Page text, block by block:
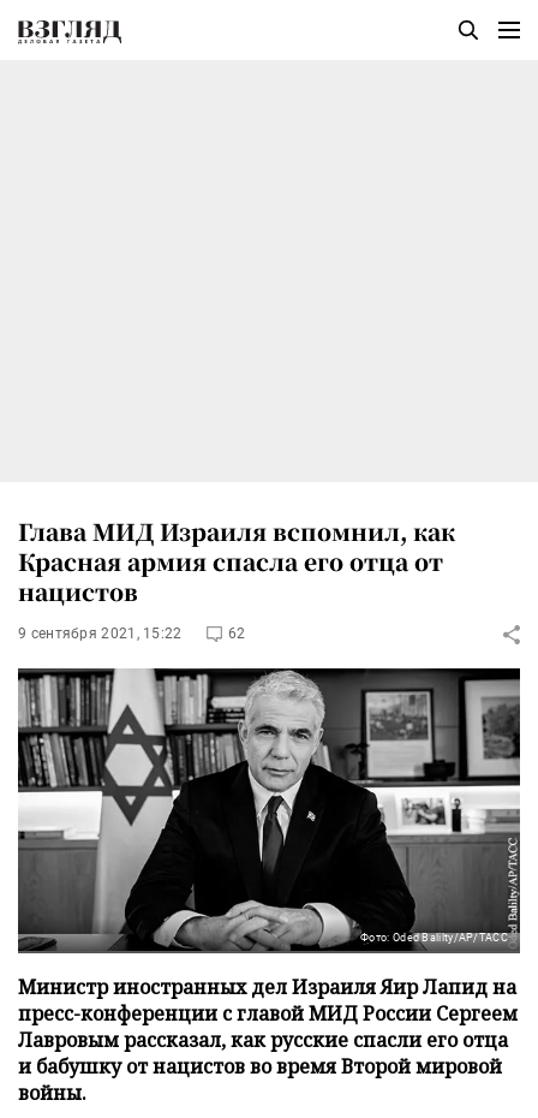
Глава МИД Израиля вспомнил, как
Красная армия спасла его отца от
нацистов
9 сентября 2021, 15:22 62
Фото: Oded Balilty/АР/ТАСС
Министр иностранных дел Израиля Яир Лапид на
пресс-конференции с главой МИД России Сергеем
Лавровым рассказал, как русские спасли его отца
и бабушку от нацистов во время Второй мировой
войны.